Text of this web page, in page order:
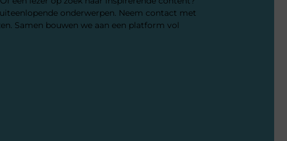
onderwerpen. Neem contact met
Samen bouwen we aan een platform vol